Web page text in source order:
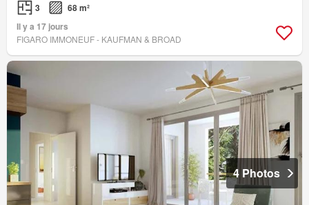
3
68 m²
Il y a 17 jours
FIGARO IMMONEUF - KAUFMAN & BROAD
4 Photos